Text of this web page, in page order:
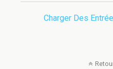
Charger Des